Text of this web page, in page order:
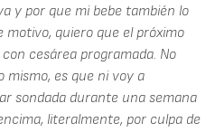
y por que mi bebe también lo
motivo, quiero que el próximo
cesárea programada. No
mismo, es que ni voy a
sondada durante una semana
literalmente, por culpa de